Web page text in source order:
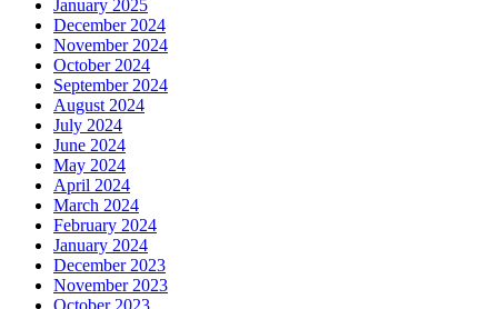
January 2025
December 2024
November 2024
October 2024
September 2024
August 2024
July 2024
June 2024
May 2024
April 2024
March 2024
February 2024
January 2024
December 2023
November 2023